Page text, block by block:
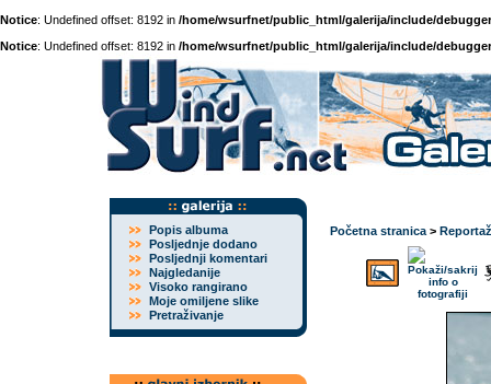
Notice: Undefined offset: 8192 in /home/wsurfnet/public_html/galerija/include/
Notice: Undefined offset: 8192 in /home/wsurfnet/public_html/galerija/include/
Popis albuma
Posljednje dodano
Posljednji komentari
Najgledanije
Visoko rangirano
Moje omiljene slike
Pretraživanje
Početna stranica >